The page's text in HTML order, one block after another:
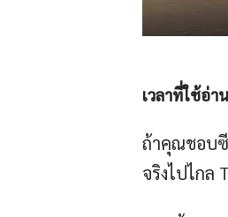
เวลาที่ใช้อ่า
ถ้าคุณชอบซี
จริงไปไกล